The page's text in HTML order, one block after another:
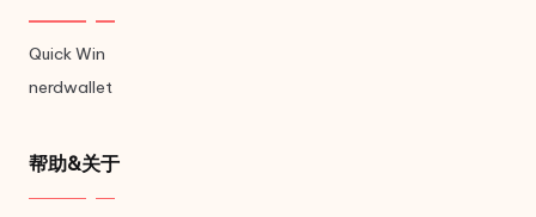
Quick Win
nerdwallet
帮助&关于